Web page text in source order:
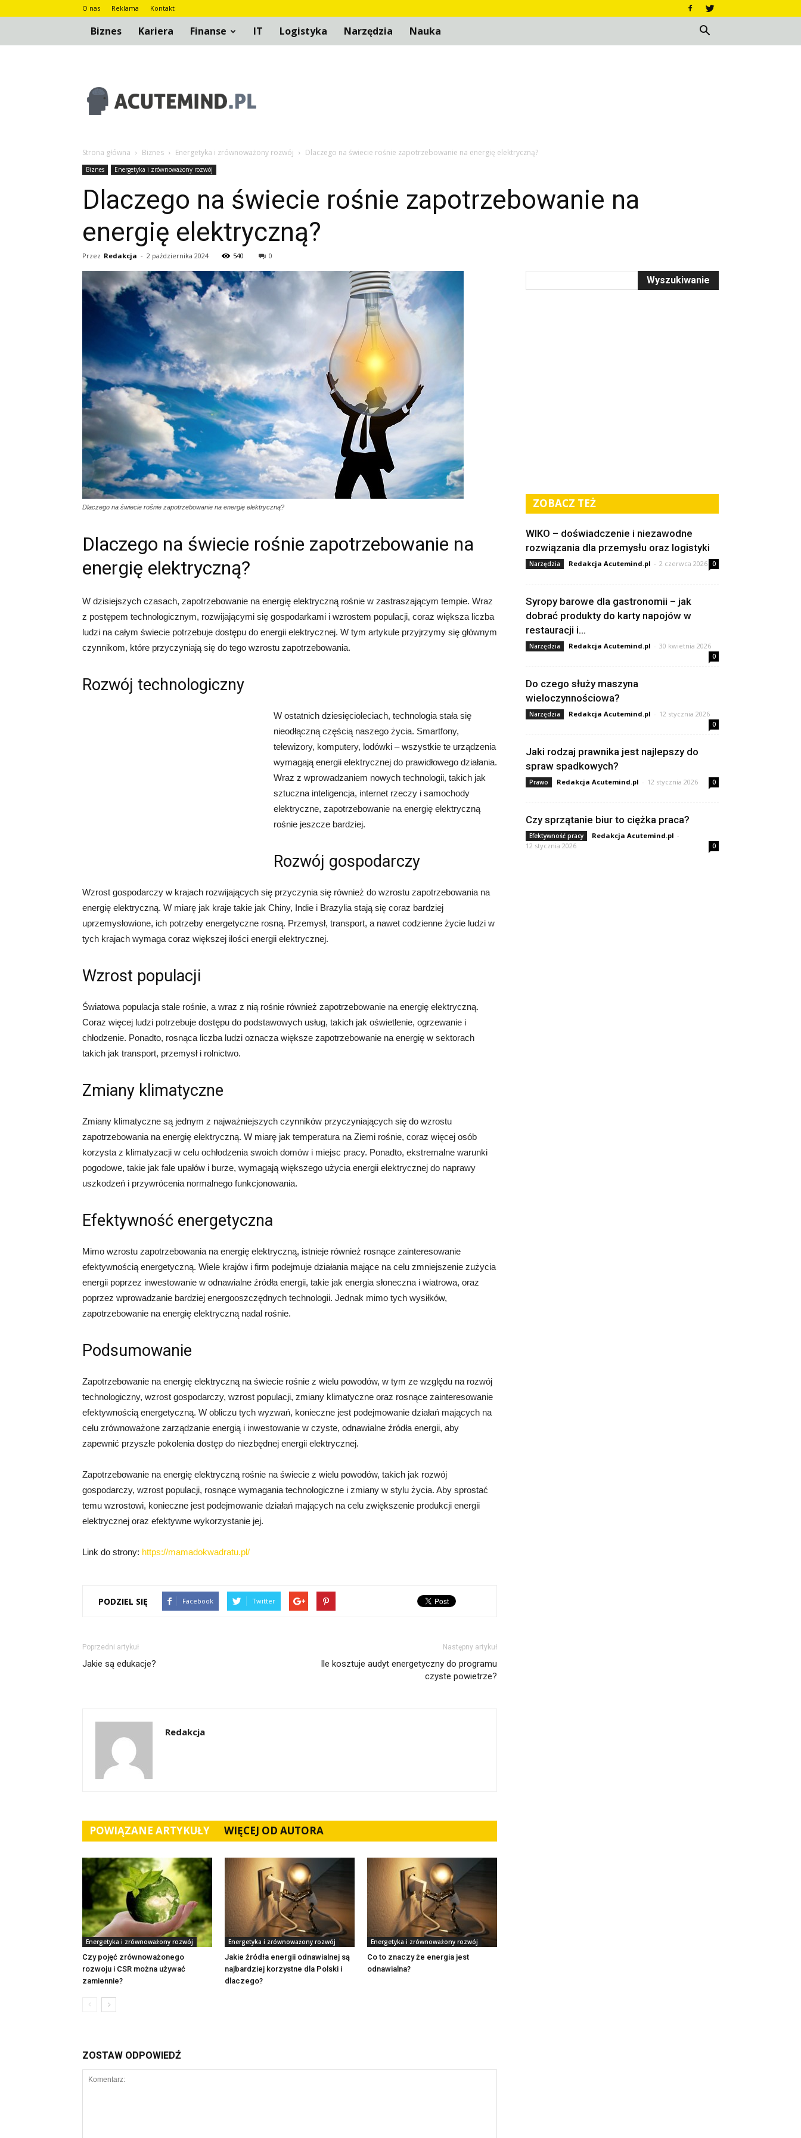
O nas Reklama Kontakt
Biznes Kariera Finanse IT Logistyka Narzędzia Nauka
Strona główna Biznes Energetyka i zrównoważony rozwój Dlaczego na świecie rośnie zapotrzebowanie na energię elektryczną?
Biznes Energetyka i zrównoważony rozwój
Dlaczego na świecie rośnie zapotrzebowanie na
energię elektryczną?
Przez Redakcja - 2 października 2024 540 0
Dlaczego na świecie rośnie zapotrzebowanie na energię elektryczną?
Dlaczego na świecie rośnie zapotrzebowanie na
energię elektryczną?
W dzisiejszych czasach, zapotrzebowanie na energię elektryczną rośnie w zastraszającym tempie. Wraz
z postępem technologicznym, rozwijającymi się gospodarkami i wzrostem populacji, coraz większa liczba
ludzi na całym świecie potrzebuje dostępu do energii elektrycznej. W tym artykule przyjrzymy się głównym
czynnikom, które przyczyniają się do tego wzrostu zapotrzebowania.
Rozwój technologiczny
W ostatnich dziesięcioleciach, technologia stała się
nieodłączną częścią naszego życia. Smartfony,
telewizory, komputery, lodówki – wszystkie te urządzenia
wymagają energii elektrycznej do prawidłowego działania.
Wraz z wprowadzaniem nowych technologii, takich jak
sztuczna inteligencja, internet rzeczy i samochody
elektryczne, zapotrzebowanie na energię elektryczną
rośnie jeszcze bardziej.
Rozwój gospodarczy
Wzrost gospodarczy w krajach rozwijających się przyczynia się również do wzrostu zapotrzebowania na
energię elektryczną. W miarę jak kraje takie jak Chiny, Indie i Brazylia stają się coraz bardziej
uprzemysłowione, ich potrzeby energetyczne rosną. Przemysł, transport, a nawet codzienne życie ludzi w
tych krajach wymaga coraz większej ilości energii elektrycznej.
Wzrost populacji
Światowa populacja stale rośnie, a wraz z nią rośnie również zapotrzebowanie na energię elektryczną.
Coraz więcej ludzi potrzebuje dostępu do podstawowych usług, takich jak oświetlenie, ogrzewanie i
chłodzenie. Ponadto, rosnąca liczba ludzi oznacza większe zapotrzebowanie na energię w sektorach
takich jak transport, przemysł i rolnictwo.
Zmiany klimatyczne
Zmiany klimatyczne są jednym z najważniejszych czynników przyczyniających się do wzrostu
zapotrzebowania na energię elektryczną. W miarę jak temperatura na Ziemi rośnie, coraz więcej osób
korzysta z klimatyzacji w celu ochłodzenia swoich domów i miejsc pracy. Ponadto, ekstremalne warunki
pogodowe, takie jak fale upałów i burze, wymagają większego użycia energii elektrycznej do naprawy
uszkodzeń i przywrócenia normalnego funkcjonowania.
Efektywność energetyczna
Mimo wzrostu zapotrzebowania na energię elektryczną, istnieje również rosnące zainteresowanie
efektywnością energetyczną. Wiele krajów i firm podejmuje działania mające na celu zmniejszenie zużycia
energii poprzez inwestowanie w odnawialne źródła energii, takie jak energia słoneczna i wiatrowa, oraz
poprzez wprowadzanie bardziej energooszczędnych technologii. Jednak mimo tych wysiłków,
zapotrzebowanie na energię elektryczną nadal rośnie.
Podsumowanie
Zapotrzebowanie na energię elektryczną na świecie rośnie z wielu powodów, w tym ze względu na rozwój
technologiczny, wzrost gospodarczy, wzrost populacji, zmiany klimatyczne oraz rosnące zainteresowanie
efektywnością energetyczną. W obliczu tych wyzwań, konieczne jest podejmowanie działań mających na
celu zrównoważone zarządzanie energią i inwestowanie w czyste, odnawialne źródła energii, aby
zapewnić przyszłe pokolenia dostęp do niezbędnej energii elektrycznej.
Zapotrzebowanie na energię elektryczną rośnie na świecie z wielu powodów, takich jak rozwój
gospodarczy, wzrost populacji, rosnące wymagania technologiczne i zmiany w stylu życia. Aby sprostać
temu wzrostowi, konieczne jest podejmowanie działań mających na celu zwiększenie produkcji energii
elektrycznej oraz efektywne wykorzystanie jej.
Link do strony: https://mamadokwadratu.pl/
PODZIEL SIĘ Facebook Twitter
Poprzedni artykuł
Jakie są edukacje?
Następny artykuł
Ile kosztuje audyt energetyczny do programu
czyste powietrze?
Redakcja
POWIĄZANE ARTYKUŁY WIĘCEJ OD AUTORA
Energetyka i zrównoważony rozwój
Czy pojęć zrównoważonego
rozwoju i CSR można używać
zamiennie?
Energetyka i zrównoważony rozwój
Jakie źródła energii odnawialnej są
najbardziej korzystne dla Polski i
dlaczego?
Energetyka i zrównoważony rozwój
Co to znaczy że energia jest
odnawialna?
ZOSTAW ODPOWIEDŹ
ZOBACZ TEŻ
WIKO – doświadczenie i niezawodne
rozwiązania dla przemysłu oraz logistyki
Narzędzia Redakcja Acutemind.pl - 2 czerwca 2026 0
Syropy barowe dla gastronomii – jak
dobrać produkty do karty napojów w
restauracji i...
Narzędzia Redakcja Acutemind.pl - 30 kwietnia 2026
0
Do czego służy maszyna
wieloczynnościowa?
Narzędzia Redakcja Acutemind.pl - 12 stycznia 2026
0
Jaki rodzaj prawnika jest najlepszy do
spraw spadkowych?
Prawo Redakcja Acutemind.pl - 12 stycznia 2026 0
Czy sprzątanie biur to ciężka praca?
Efektywność pracy Redakcja Acutemind.pl -
12 stycznia 2026
0